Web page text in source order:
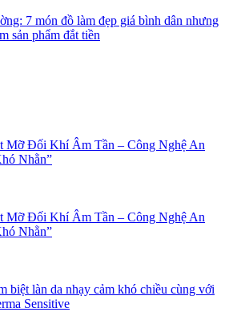
7 món đồ làm đẹp giá bình dân nhưng
sản phẩm đắt tiền
Mỡ Đối Khí Âm Tần – Công Nghệ An
Nhằn”
Mỡ Đối Khí Âm Tần – Công Nghệ An
Nhằn”
biệt làn da nhạy cảm khó chiều cùng với
Sensitive